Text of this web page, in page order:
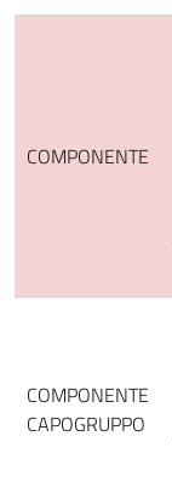
COMPONENTE
COMPONENTE
CAPOGRUPPO